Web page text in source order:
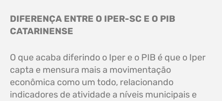
DIFERENÇA ENTRE O IPER-SC E O PIB
CATARINENSE
O que acaba diferindo o Iper e o PIB é que o Iper
capta e mensura mais a movimentação
econômica como um todo, relacionando
indicadores de atividade a níveis municipais e